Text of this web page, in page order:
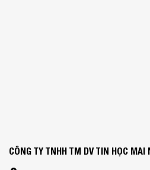
CÔNG TY TNHH TM DV TIN HỌC MAI